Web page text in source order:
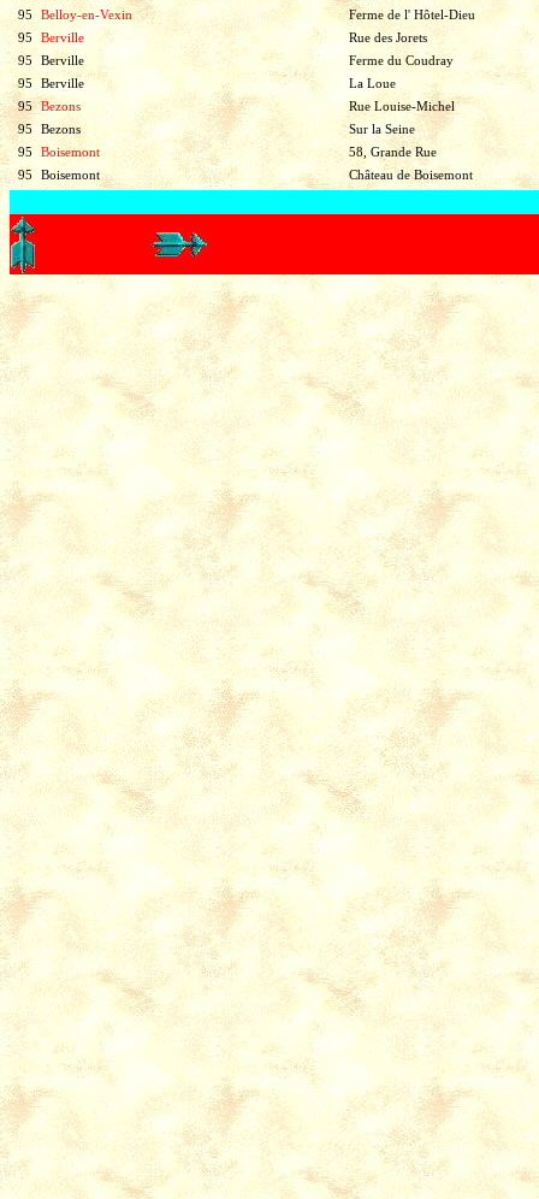
95
Belloy-en-Vexin
Ferme de l' Hôtel-Dieu
95
Berville
Rue des Jorets
95
Berville
Ferme du Coudray
95
Berville
La Loue
95
Bezons
Rue Louise-Michel
95
Bezons
Sur la Seine
95
Boisemont
58, Grande Rue
95
Boisemont Château de Boisemont